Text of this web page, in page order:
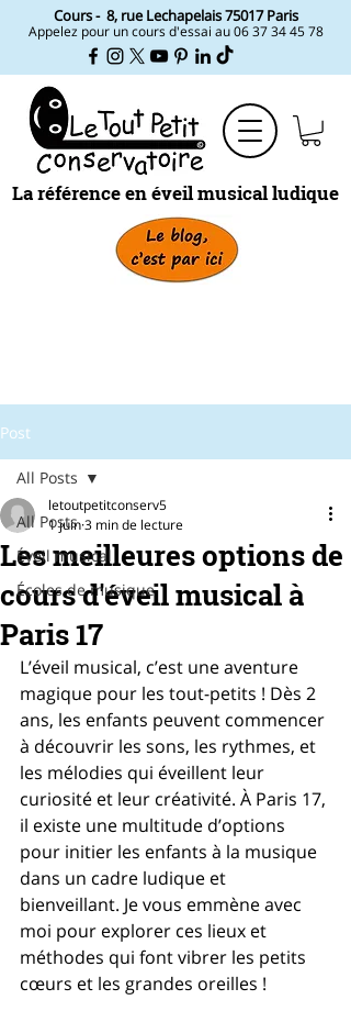
Cours - 8, rue Lechapelais ​75017 Paris
Appelez pour un cours d'essai au06 37 34 45 78
La référence en éveil musical ludique
Post
All Posts
Éveil musical
Écoles de musique
All Posts
Les meilleures options de
cours d'éveil musical à
Paris 17
letoutpetitconserv5
1 juin3 min de lecture
L’éveil musical, c’est une aventure
magique pour les tout-petits ! Dès 2
ans, les enfants peuvent commencer
à découvrir les sons, les rythmes, et
les mélodies qui éveillent leur
curiosité et leur créativité. À Paris 17,
il existe une multitude d’options
pour initier les enfants à la musique
dans un cadre ludique et
bienveillant. Je vous emmène avec
moi pour explorer ces lieux et
méthodes qui font vibrer les petits
cœurs et les grandes oreilles !